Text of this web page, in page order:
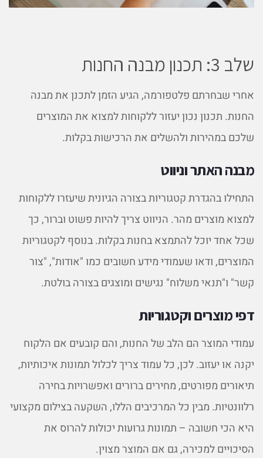
שלב 3: תכנון מבנה החנות
אחרי שבחרתם פלטפורמה, הגיע הזמן לתכנן את מבנה
החנות. תכנון נכון יעזור ללקוחות למצוא את המוצרים
שלכם במהירות ולהשלים את הרכישות בקלות.
מבנה האתר וניווט
התחילו בהגדרת קטגוריות בצורה הגיונית שיעזרו ללקוחות
למצוא מוצרים מהר. הניווט צריך להיות פשוט וברור, כך
שכל אחד יוכל להתמצא בחנות בקלות. בנוסף לקטגוריות
המוצרים, ודאו שעמודי מידע חשובים כמו "אודות", "צור
קשר" ו"תנאי משלוח" נגישים ומוצגים בצורה בולטת.
דפי מוצרים וקטגוריות
עמודי המוצר הם הלב של החנות, והם קובעים אם הלקוח
יקנה או יעזוב. לכן, כל עמוד צריך לכלול תמונות איכותיות,
תיאורים מפורטים, מחירים ברורים ואפשרויות בחירה
רלוונטיות. מבין כל המרכיבים הללו, השקעה בצילום מקצועי
היא הכי חשובה – תמונות גרועות יכולות להרוס את
הסיכויים למכירה, גם אם המוצר מצוין.